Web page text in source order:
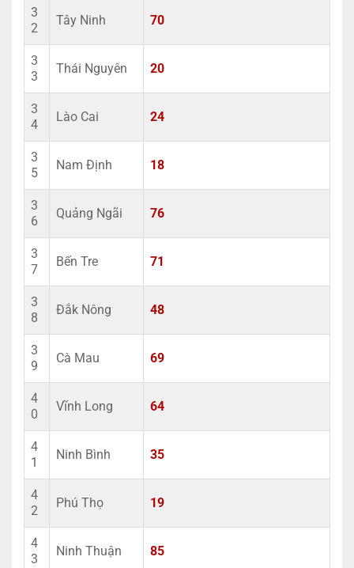
3
2
Tây Ninh 70
3
3
Thái Nguyên 20
3
4
Lào Cai 24
3
5
Nam Định 18
3
6
Quảng Ngãi 76
3
7
Bến Tre 71
3
8
Đắk Nông 48
3
9
Cà Mau 69
4
0
Vĩnh Long 64
4
1
Ninh Bình 35
4
2
Phú Thọ 19
4
3
Ninh Thuận 85